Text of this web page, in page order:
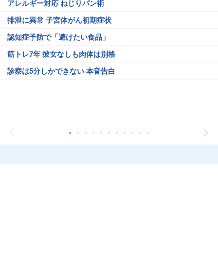
アレルギー対応 ねじりパン術
排泄に異常 子宮体がん初期症状
認知症予防で「避けたい食品」
筋トレ7年 彼女なしも肉体は別格
診察は5分しかできない 本音告白